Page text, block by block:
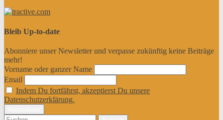
Bleib Up-to-date
Abonniere unser Newsletter und verpasse zukünftig keine Beiträge
mehr!
Vorname oder ganzer Name
Email
Indem Du fortfährst, akzeptierst Du unsere
Datenschutzerklärung.
Suchen